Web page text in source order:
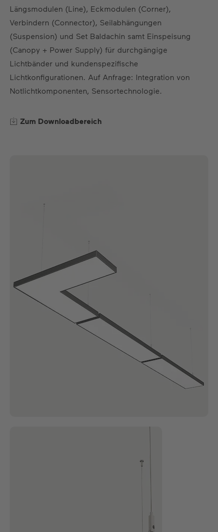
Längsmodulen (Line), Eckmodulen (Corner),
Verbindern (Connector), Seilabhängungen
(Suspension) und Set Baldachin samt Einspeisung
(Canopy + Power Supply) für durchgängige
Lichtbänder und kundenspezifische
Lichtkonfigurationen. Auf Anfrage: Integration von
Notlichtkomponenten, Sensortechnologie.
Zum Downloadbereich